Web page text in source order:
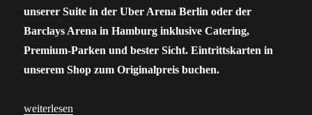
unserer Suite in der Uber Arena Berlin oder der
Barclays Arena in Hamburg inklusive Catering,
Premium-Parken und bester Sicht. Eintrittskarten in
unserem Shop zum Originalpreis buchen.
„Don Toliver: Tickets für Shows in Deutschland hier sichern“
weiterlesen